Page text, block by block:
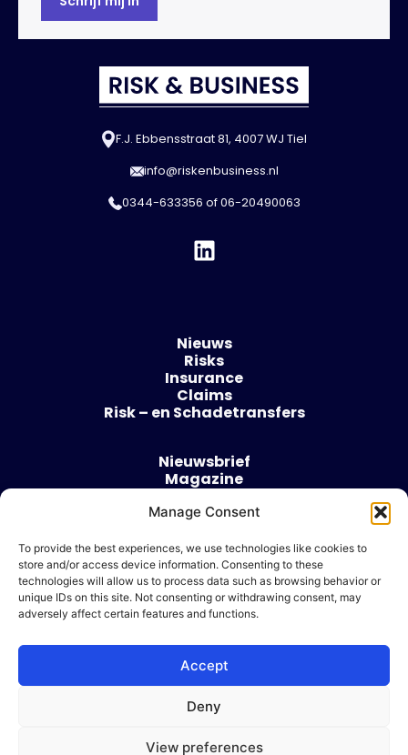
Manage Consent
To provide the best experiences, we use technologies like cookies to
store and/or access device information. Consenting to these
technologies will allow us to process data such as browsing behavior or
unique IDs on this site. Not consenting or withdrawing consent, may
adversely affect certain features and functions.
Accept
Deny
View preferences
F.J. Ebbensstraat 81, 4007 WJ Tiel
info@riskenbusiness.nl
0344-633356 of06-20490063
Nieuws
Risks
Insurance
Claims
Risk – en Schadetransfers
Nieuwsbrief
Magazine
Over
Algemene voorwaarden
Cookie beleid
Ik wil adverteren
© 2026 Risk & Business